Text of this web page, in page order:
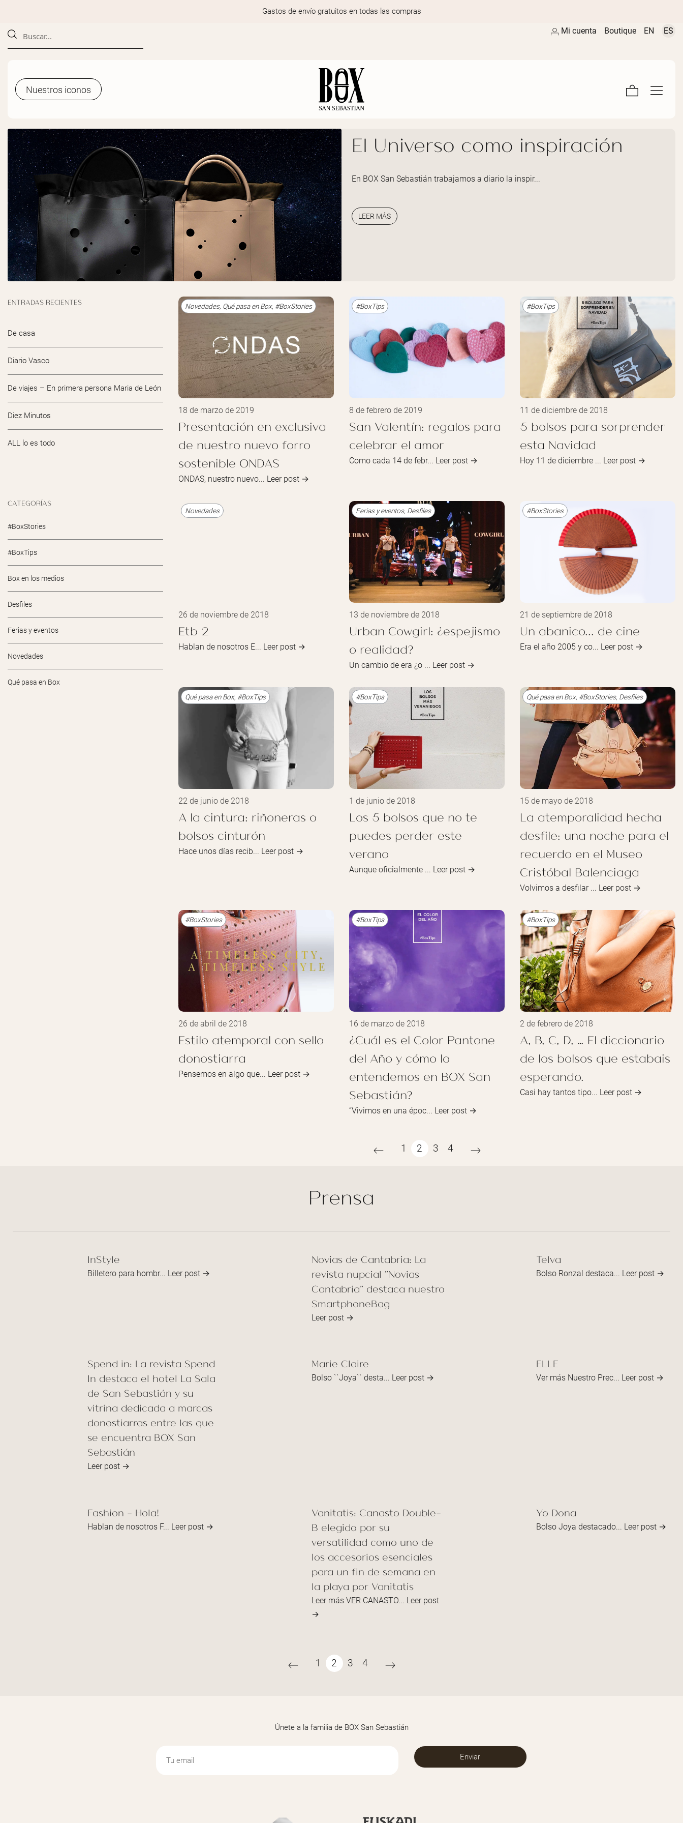
Gastos de envío gratuitos en todas las compras
Mi cuenta Boutique EN ES
Nuestros iconos
Nuestros iconos
El Universo como inspiración
En BOX San Sebastián trabajamos a diario la inspir...
LEER MÁS
ENTRADAS RECIENTES
De casa
Diario Vasco
De viajes – En primera persona Maria de León
Diez Minutos
ALL lo es todo
CATEGORÍAS
#BoxStories
#BoxTips
Box en los medios
Desfiles
Ferias y eventos
Novedades
Qué pasa en Box
Novedades, Qué pasa en Box, #BoxStories
18 de marzo de 2019
Presentación en exclusiva
de nuestro nuevo forro
sostenible ONDAS
ONDAS, nuestro nuevo... Leer post →
#BoxTips
8 de febrero de 2019
San Valentín: regalos para
celebrar el amor
Como cada 14 de febr... Leer post →
#BoxTips
11 de diciembre de 2018
5 bolsos para sorprender
esta Navidad
Hoy 11 de diciembre ... Leer post →
Novedades
26 de noviembre de 2018
Etb 2
Hablan de nosotros E... Leer post →
Ferias y eventos, Desfiles
13 de noviembre de 2018
Urban Cowgirl: ¿espejismo
o realidad?
Un cambio de era ¿o ... Leer post →
#BoxStories
21 de septiembre de 2018
Un abanico... de cine
Era el año 2005 y co... Leer post →
Qué pasa en Box, #BoxTips
22 de junio de 2018
A la cintura: riñoneras o
bolsos cinturón
Hace unos días recib... Leer post →
#BoxTips
1 de junio de 2018
Los 5 bolsos que no te
puedes perder este
verano
Aunque oficialmente ... Leer post →
Qué pasa en Box, #BoxStories, Desfiles
15 de mayo de 2018
La atemporalidad hecha
desfile: una noche para el
recuerdo en el Museo
Cristóbal Balenciaga
Volvimos a desfilar ... Leer post →
#BoxStories
26 de abril de 2018
Estilo atemporal con sello
donostiarra
Pensemos en algo que... Leer post →
#BoxTips
16 de marzo de 2018
¿Cuál es el Color Pantone
del Año y cómo lo
entendemos en BOX San
Sebastián?
“Vivimos en una époc... Leer post →
#BoxTips
2 de febrero de 2018
A, B, C, D, … El diccionario
de los bolsos que estabais
esperando.
Casi hay tantos tipo... Leer post →
1 2 3 4
Prensa
InStyle
Billetero para hombr... Leer post →
Novias de Cantabria: La
revista nupcial "Novias
Cantabria" destaca nuestro
SmartphoneBag
Leer post →
Telva
Bolso Ronzal destaca... Leer post →
Spend in: La revista Spend
In destaca el hotel La Sala
de San Sebastián y su
vitrina dedicada a marcas
donostiarras entre las que
se encuentra BOX San
Sebastián
Leer post →
Marie Claire
Bolso ``Joya`` desta... Leer post →
ELLE
Ver más Nuestro Prec... Leer post →
Fashion - Hola!
Hablan de nosotros F... Leer post →
Vanitatis: Canasto Double-
B elegido por su
versatilidad como uno de
los accesorios esenciales
para un fin de semana en
la playa por Vanitatis
Leer más VER CANASTO... Leer post
→
Yo Dona
Bolso Joya destacado... Leer post →
1 2 3 4
Únete a la familia de BOX San Sebastián